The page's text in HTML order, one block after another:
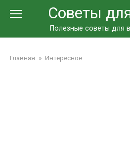
Советы
Полезные советы для
Главная » Интересное